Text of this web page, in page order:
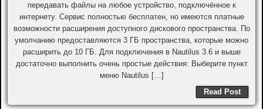
передавать файлы на любое устройство, подключённое к
интернету. Сервис полностью бесплатен, но имеются платные
возможности расширения доступного дискового пространства. По
умолчанию предоставляются 3 ГБ пространства, которые можно
расширить до 10 ГБ. Для подключения в Nautilus 3.6 и выше
достаточно выполнить очень простые действия: Выберите пункт
меню Nautilus […]
Read Post